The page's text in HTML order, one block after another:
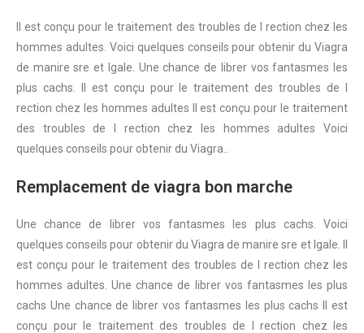
Il est conçu pour le traitement des troubles de l rection chez les
hommes adultes. Voici quelques conseils pour obtenir du Viagra
de manire sre et lgale. Une chance de librer vos fantasmes les
plus cachs. Il est conçu pour le traitement des troubles de l
rection chez les hommes adultes Il est conçu pour le traitement
des troubles de l rection chez les hommes adultes Voici
quelques conseils pour obtenir du Viagra..
Remplacement de viagra bon marche
Une chance de librer vos fantasmes les plus cachs. Voici
quelques conseils pour obtenir du Viagra de manire sre et lgale. Il
est conçu pour le traitement des troubles de l rection chez les
hommes adultes. Une chance de librer vos fantasmes les plus
cachs Une chance de librer vos fantasmes les plus cachs Il est
conçu pour le traitement des troubles de l rection chez les